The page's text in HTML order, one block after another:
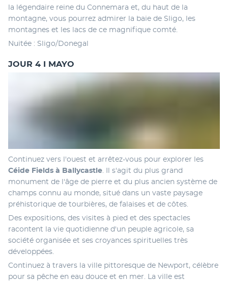
la légendaire reine du Connemara et, du haut de la
montagne, vous pourrez admirer la baie de Sligo, les
montagnes et les lacs de ce magnifique comté.
Nuitée : Sligo/Donegal
JOUR 4 I MAYO
Continuez vers l'ouest et arrêtez-vous pour explorer les
Céide Fields à Ballycastle. Il s'agit du plus grand
monument de l'âge de pierre et du plus ancien système de
champs connu au monde, situé dans un vaste paysage
préhistorique de tourbières, de falaises et de côtes.
Des expositions, des visites à pied et des spectacles
racontent la vie quotidienne d'un peuple agricole, sa
société organisée et ses croyances spirituelles très
développées.
Continuez à travers la ville pittoresque de Newport, célèbre
pour sa pêche en eau douce et en mer. La ville est